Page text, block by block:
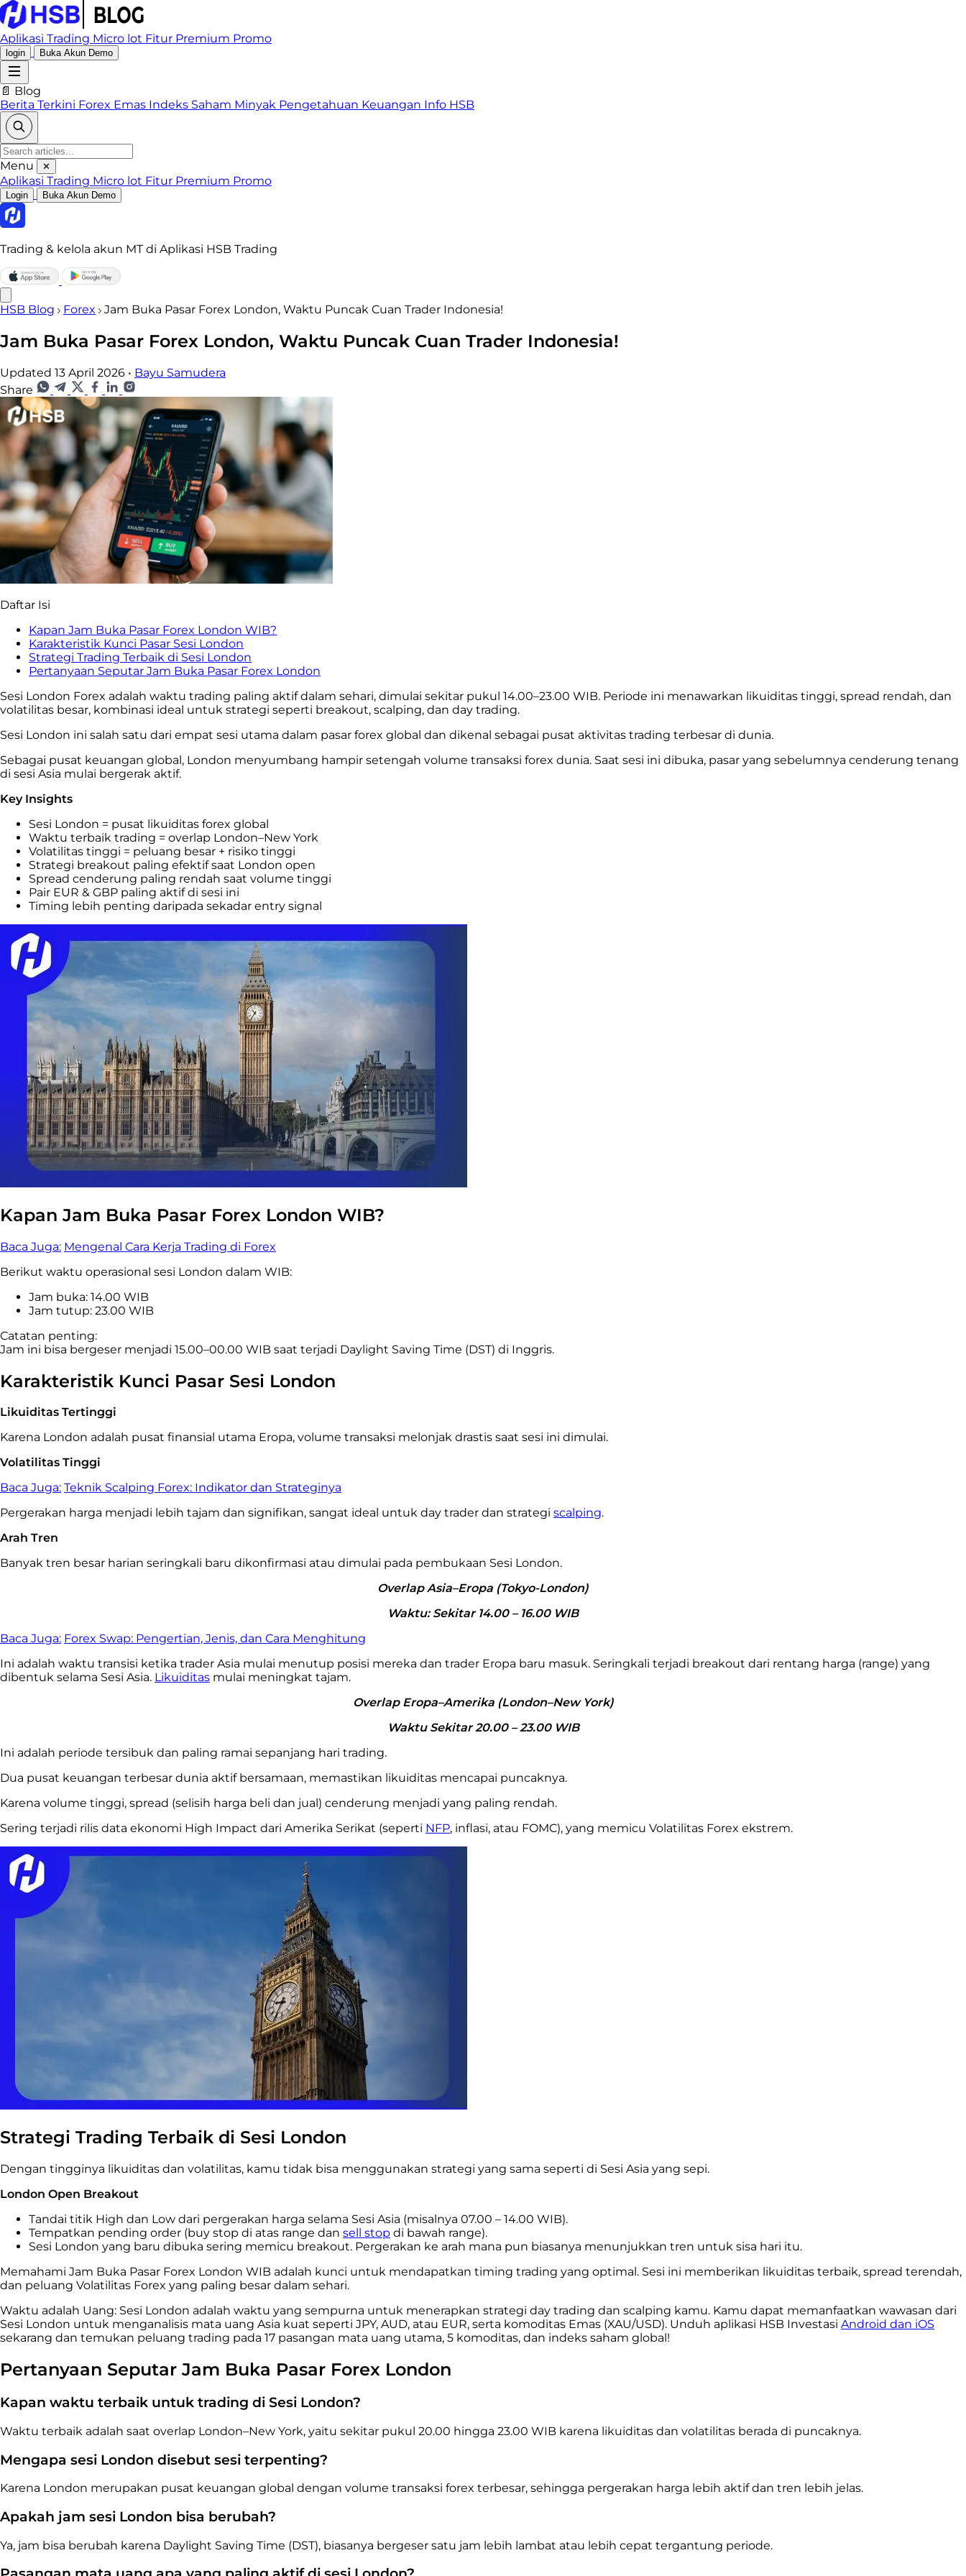
Aplikasi Trading Micro lot Fitur Premium Promo
login Buka Akun Demo
📄 Blog
Berita Terkini Forex Emas Indeks Saham Minyak Pengetahuan Keuangan Info HSB
Menu ✕
Aplikasi Trading Micro lot Fitur Premium Promo
Login Buka Akun Demo
Trading & kelola akun MT di Aplikasi HSB Trading
HSB Blog Forex Jam Buka Pasar Forex London, Waktu Puncak Cuan Trader Indonesia!
Jam Buka Pasar Forex London, Waktu Puncak Cuan Trader Indonesia!
Updated 13 April 2026 • Bayu Samudera
Share
Daftar Isi
Kapan Jam Buka Pasar Forex London WIB?
Karakteristik Kunci Pasar Sesi London
Strategi Trading Terbaik di Sesi London
Pertanyaan Seputar Jam Buka Pasar Forex London
Sesi London Forex adalah waktu trading paling aktif dalam sehari, dimulai sekitar pukul 14.00–23.00 WIB. Periode ini menawarkan likuiditas tinggi, spread rendah, dan
volatilitas besar, kombinasi ideal untuk strategi seperti breakout, scalping, dan day trading.
Sesi London ini salah satu dari empat sesi utama dalam pasar forex global dan dikenal sebagai pusat aktivitas trading terbesar di dunia.
Sebagai pusat keuangan global, London menyumbang hampir setengah volume transaksi forex dunia. Saat sesi ini dibuka, pasar yang sebelumnya cenderung tenang
di sesi Asia mulai bergerak aktif.
Key Insights
Sesi London = pusat likuiditas forex global
Waktu terbaik trading = overlap London–New York
Volatilitas tinggi = peluang besar + risiko tinggi
Strategi breakout paling efektif saat London open
Spread cenderung paling rendah saat volume tinggi
Pair EUR & GBP paling aktif di sesi ini
Timing lebih penting daripada sekadar entry signal
Kapan Jam Buka Pasar Forex London WIB?
Baca Juga: Mengenal Cara Kerja Trading di Forex
Berikut waktu operasional sesi London dalam WIB:
Jam buka: 14.00 WIB
Jam tutup: 23.00 WIB
Catatan penting:
Jam ini bisa bergeser menjadi 15.00–00.00 WIB saat terjadi Daylight Saving Time (DST) di Inggris.
Karakteristik Kunci Pasar Sesi London
Likuiditas Tertinggi
Karena London adalah pusat finansial utama Eropa, volume transaksi melonjak drastis saat sesi ini dimulai.
Volatilitas Tinggi
Baca Juga: Teknik Scalping Forex: Indikator dan Strateginya
Pergerakan harga menjadi lebih tajam dan signifikan, sangat ideal untuk day trader dan strategi scalping.
Arah Tren
Banyak tren besar harian seringkali baru dikonfirmasi atau dimulai pada pembukaan Sesi London.
Overlap Asia–Eropa (Tokyo-London)
Waktu: Sekitar 14.00 – 16.00 WIB
Baca Juga: Forex Swap: Pengertian, Jenis, dan Cara Menghitung
Ini adalah waktu transisi ketika trader Asia mulai menutup posisi mereka dan trader Eropa baru masuk. Seringkali terjadi breakout dari rentang harga (range) yang
dibentuk selama Sesi Asia. Likuiditas mulai meningkat tajam.
Overlap Eropa–Amerika (London–New York)
Waktu Sekitar 20.00 – 23.00 WIB
Ini adalah periode tersibuk dan paling ramai sepanjang hari trading.
Dua pusat keuangan terbesar dunia aktif bersamaan, memastikan likuiditas mencapai puncaknya.
Karena volume tinggi, spread (selisih harga beli dan jual) cenderung menjadi yang paling rendah.
Sering terjadi rilis data ekonomi High Impact dari Amerika Serikat (seperti NFP, inflasi, atau FOMC), yang memicu Volatilitas Forex ekstrem.
Strategi Trading Terbaik di Sesi London
Dengan tingginya likuiditas dan volatilitas, kamu tidak bisa menggunakan strategi yang sama seperti di Sesi Asia yang sepi.
London Open Breakout
Tandai titik High dan Low dari pergerakan harga selama Sesi Asia (misalnya 07.00 – 14.00 WIB).
Tempatkan pending order (buy stop di atas range dan sell stop di bawah range).
Sesi London yang baru dibuka sering memicu breakout. Pergerakan ke arah mana pun biasanya menunjukkan tren untuk sisa hari itu.
Memahami Jam Buka Pasar Forex London WIB adalah kunci untuk mendapatkan timing trading yang optimal. Sesi ini memberikan likuiditas terbaik, spread terendah,
dan peluang Volatilitas Forex yang paling besar dalam sehari.
Waktu adalah Uang: Sesi London adalah waktu yang sempurna untuk menerapkan strategi day trading dan scalping kamu. Kamu dapat memanfaatkan wawasan dari
Sesi London untuk menganalisis mata uang Asia kuat seperti JPY, AUD, atau EUR, serta komoditas Emas (XAU/USD). Unduh aplikasi HSB Investasi Android dan iOS
sekarang dan temukan peluang trading pada 17 pasangan mata uang utama, 5 komoditas, dan indeks saham global!
Pertanyaan Seputar Jam Buka Pasar Forex London
Kapan waktu terbaik untuk trading di Sesi London?
Waktu terbaik adalah saat overlap London–New York, yaitu sekitar pukul 20.00 hingga 23.00 WIB karena likuiditas dan volatilitas berada di puncaknya.
Mengapa sesi London disebut sesi terpenting?
Karena London merupakan pusat keuangan global dengan volume transaksi forex terbesar, sehingga pergerakan harga lebih aktif dan tren lebih jelas.
Apakah jam sesi London bisa berubah?
Ya, jam bisa berubah karena Daylight Saving Time (DST), biasanya bergeser satu jam lebih lambat atau lebih cepat tergantung periode.